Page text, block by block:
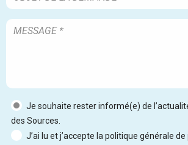
Je souhaite rester informé(e) de
des Sources.
J’ai lu et j’accepte la politique générale